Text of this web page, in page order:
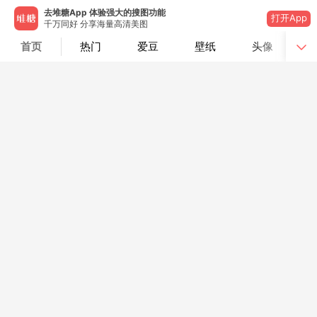
去堆糖App 体验强大的搜图功能
千万同好 分享海量高清美图
打开App
首页 热门 爱豆 壁纸 头像